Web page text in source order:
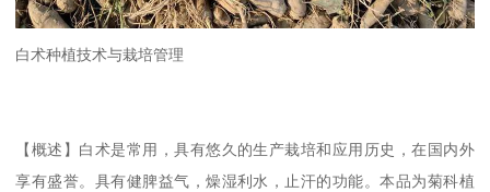
白术种植技术与栽培管理
【概述】白术是常用，具有悠久的生产栽培和应用历史，在国内外
享有盛誉。具有健脾益气，燥湿利水，止汗的功能。本品为菊科植